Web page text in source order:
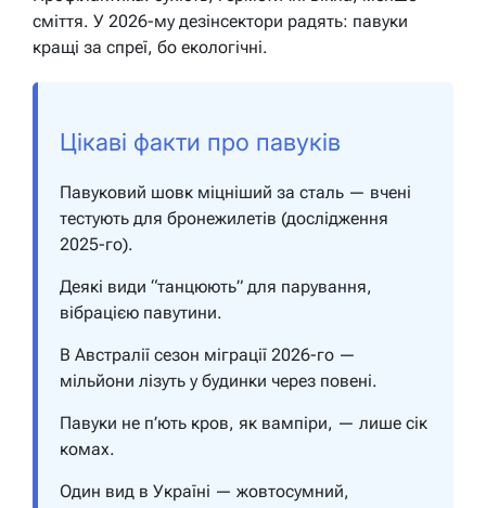
сміття. У 2026-му дезінсектори радять: павуки
кращі за спреї, бо екологічні.
Цікаві факти про павуків
Павуковий шовк міцніший за сталь — вчені
тестують для бронежилетів (дослідження
2025-го).
Деякі види “танцюють” для парування,
вібрацією павутини.
В Австралії сезон міграції 2026-го —
мільйони лізуть у будинки через повені.
Павуки не п’ють кров, як вампіри, — лише сік
комах.
Один вид в Україні — жовтосумний,